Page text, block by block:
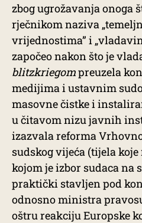
zbog ugrožavanja onoga
rječnikom naziva
vrijednostima” i
započeo nakon što je
blitzkriegompreuzela
medijima i ustavnim
masovne čistke i
u čitavom nizu javnih
izazvala reforma
sudskog vijeća (tijela
kojom je izbor sudaca na
praktički stavljen pod
odnosno ministra
oštru reakciju Europske